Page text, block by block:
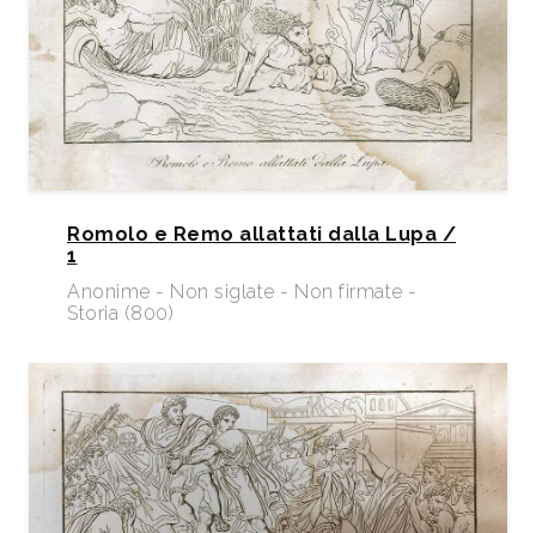
Romolo e Remo allattati dalla Lupa /
1
Anonime - Non siglate - Non firmate -
Storia (800)